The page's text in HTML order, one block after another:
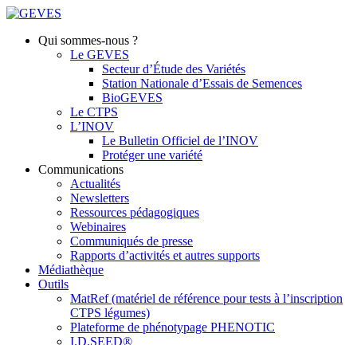
Qui sommes-nous ?
Le GEVES
Secteur d’Étude des Variétés
Station Nationale d’Essais de Semences
BioGEVES
Le CTPS
L’INOV
Le Bulletin Officiel de l’INOV
Protéger une variété
Communications
Actualités
Newsletters
Ressources pédagogiques
Webinaires
Communiqués de presse
Rapports d’activités et autres supports
Médiathèque
Outils
MatRef (matériel de référence pour tests à l’inscription
CTPS légumes)
Plateforme de phénotypage PHENOTIC
I.D.SEED®